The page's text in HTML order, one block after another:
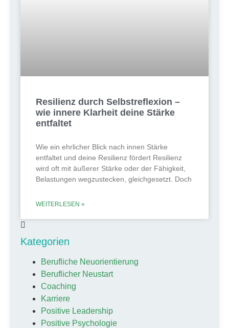
Resilienz durch Selbstreflexion –
wie innere Klarheit deine Stärke
entfaltet
Wie ein ehrlicher Blick nach innen Stärke
entfaltet und deine Resilienz fördert Resilienz
wird oft mit äußerer Stärke oder der Fähigkeit,
Belastungen wegzustecken, gleichgesetzt. Doch
WEITERLESEN »
Kategorien
Berufliche Neuorientierung
Beruflicher Neustart
Coaching
Karriere
Positive Leadership
Positive Psychologie